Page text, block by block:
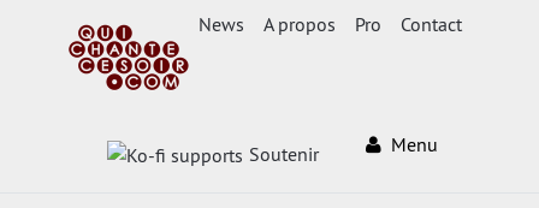
News A propos Pro Contact
Soutenir Menu